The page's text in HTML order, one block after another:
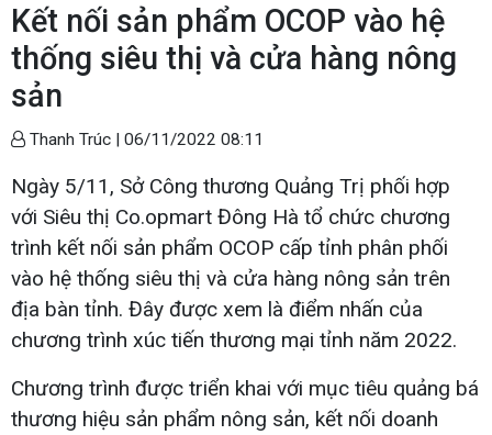
Kết nối sản phẩm OCOP vào hệ
thống siêu thị và cửa hàng nông
sản
Thanh Trúc | 06/11/2022 08:11
Ngày 5/11, Sở Công thương Quảng Trị phối hợp
với Siêu thị Co.opmart Đông Hà tổ chức chương
trình kết nối sản phẩm OCOP cấp tỉnh phân phối
vào hệ thống siêu thị và cửa hàng nông sản trên
địa bàn tỉnh. Đây được xem là điểm nhấn của
chương trình xúc tiến thương mại tỉnh năm 2022.
Chương trình được triển khai với mục tiêu quảng bá
thương hiệu sản phẩm nông sản, kết nối doanh